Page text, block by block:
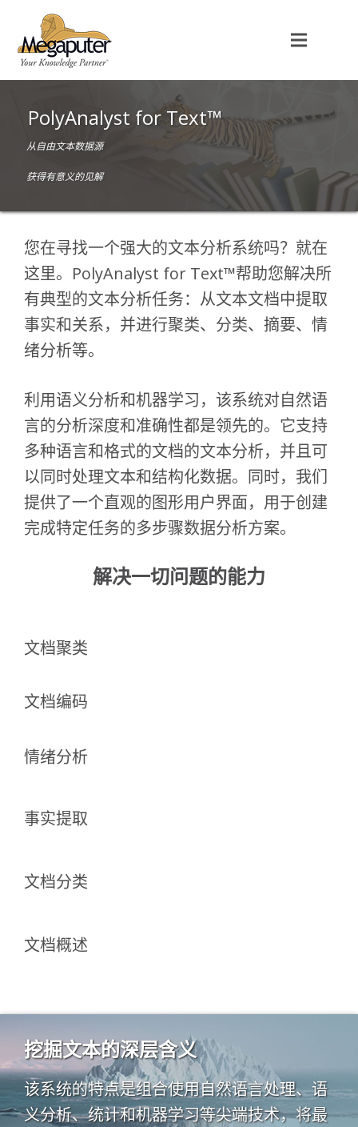
PolyAnalyst for Text™
从自由文本数据源
获得有意义的见解
您在寻找一个强大的文本分析系统吗？就在
这里。PolyAnalyst for Text™帮助您解决所
有典型的文本分析任务：从文本文档中提取
事实和关系，并进行聚类、分类、摘要、情
绪分析等。
利用语义分析和机器学习，该系统对自然语
言的分析深度和准确性都是领先的。它支持
多种语言和格式的文档的文本分析，并且可
以同时处理文本和结构化数据。同时，我们
提供了一个直观的图形用户界面，用于创建
完成特定任务的多步骤数据分析方案。
解决一切问题的能力
文档聚类
文档编码
情绪分析
事实提取
文档分类
文档概述
挖掘文本的深层含义
该系统的特点是组合使用自然语言处理、语
义分析、统计和机器学习等尖端技术，将最